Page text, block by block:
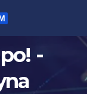
-